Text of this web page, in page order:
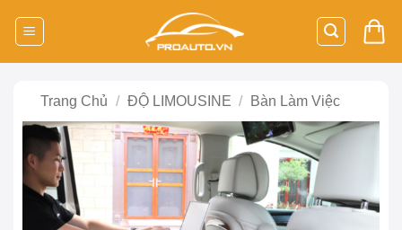
Trang Chủ / ĐỘ LIMOUSINE / Bàn Làm Việc